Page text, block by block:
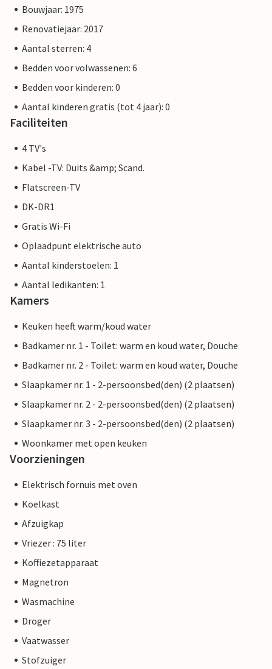
Bouwjaar: 1975
Renovatiejaar: 2017
Aantal sterren: 4
Bedden voor volwassenen: 6
Bedden voor kinderen: 0
Aantal kinderen gratis (tot 4 jaar): 0
Faciliteiten
4 TV's
Kabel -TV: Duits &amp; Scand.
Flatscreen-TV
DK-DR1
Gratis Wi-Fi
Oplaadpunt elektrische auto
Aantal kinderstoelen: 1
Aantal ledikanten: 1
Kamers
Keuken heeft warm/koud water
Badkamer nr. 1 - Toilet: warm en koud water, Douche
Badkamer nr. 2 - Toilet: warm en koud water, Douche
Slaapkamer nr. 1 - 2-persoonsbed(den) (2 plaatsen)
Slaapkamer nr. 2 - 2-persoonsbed(den) (2 plaatsen)
Slaapkamer nr. 3 - 2-persoonsbed(den) (2 plaatsen)
Woonkamer met open keuken
Voorzieningen
Elektrisch fornuis met oven
Koelkast
Afzuigkap
Vriezer : 75 liter
Koffiezetapparaat
Magnetron
Wasmachine
Droger
Vaatwasser
Stofzuiger